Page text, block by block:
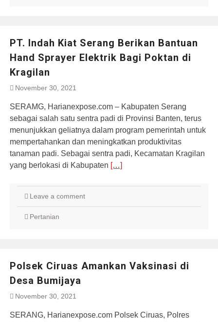
PT. Indah Kiat Serang Berikan Bantuan
Hand Sprayer Elektrik Bagi Poktan di
Kragilan
November 30, 2021
SERAMG, Harianexpose.com – Kabupaten Serang
sebagai salah satu sentra padi di Provinsi Banten, terus
menunjukkan geliatnya dalam program pemerintah untuk
mempertahankan dan meningkatkan produktivitas
tanaman padi. Sebagai sentra padi, Kecamatan Kragilan
yang berlokasi di Kabupaten […]
Leave a comment
Pertanian
Polsek Ciruas Amankan Vaksinasi di
Desa Bumijaya
November 30, 2021
SERANG, Harianexpose.com Polsek Ciruas, Polres